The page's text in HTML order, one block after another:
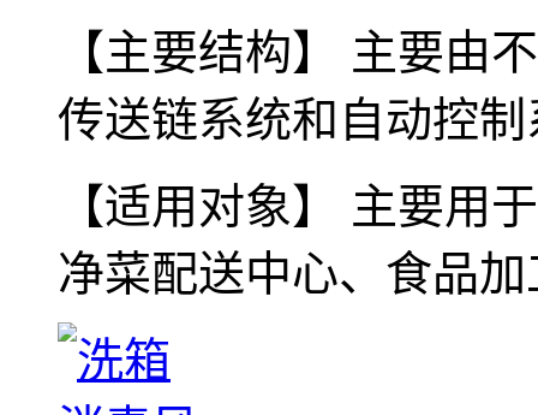
【主要结构】 主要由
传送链系统和自动控
【适用对象】 主要用
净菜配送中心、食品